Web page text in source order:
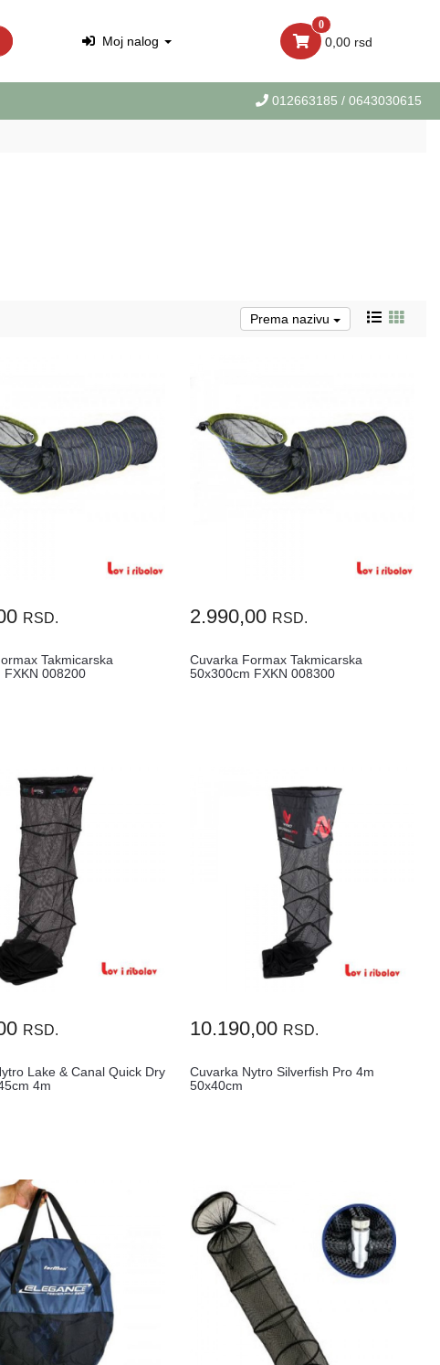
Moj nalog
0
0,00 rsd
012663185 / 0643030615
Prema nazivu
RSD.
Takmicarska
FXKN 008200
2.990,00 RSD.
Cuvarka Formax Takmicarska
50x300cm FXKN 008300
RSD.
Lake & Canal Quick Dry
4m
10.190,00 RSD.
Cuvarka Nytro Silverfish Pro 4m
50x40cm